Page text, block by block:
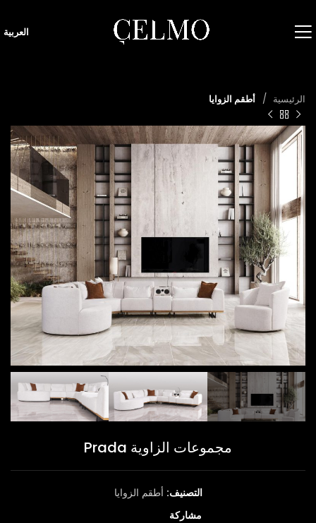
العربية
الرئيسية أطقم الزوايا
مجموعات الزاوية Prada
التصنيف: أطقم الزوايا
مشاركة